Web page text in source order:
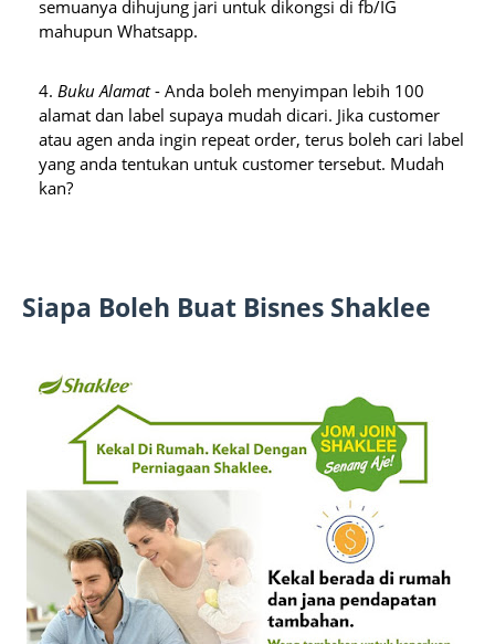
semuanya dihujung jari untuk dikongsi di fb/IG
mahupun Whatsapp.
Buku Alamat - Anda boleh menyimpan lebih 100
alamat dan label supaya mudah dicari. Jika customer
atau agen anda ingin repeat order, terus boleh cari label
yang anda tentukan untuk customer tersebut. Mudah
kan?
Siapa Boleh Buat Bisnes Shaklee